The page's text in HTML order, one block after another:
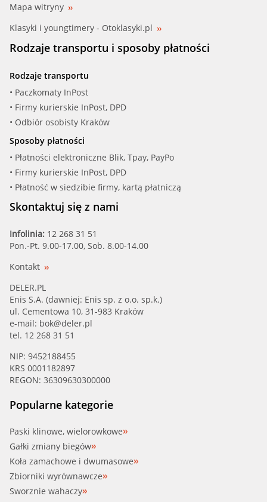
SALER (PA944)
SKF (VKPC 81623)
Mapa witryny
Klasyki i youngtimery - Otoklasyki.pl
Rodzaje transportu i sposoby płatności
Rodzaje transportu
• Paczkomaty InPost
• Firmy kurierskie InPost, DPD
• Odbiór osobisty Kraków
Sposoby płatności
• Płatności elektroniczne Blik, Tpay, PayPo
• Firmy kurierskie InPost, DPD
• Płatność w siedzibie firmy, kartą płatniczą
Skontaktuj się z nami
Infolinia: 12 268 31 51
Pon.-Pt. 9.00-17.00, Sob. 8.00-14.00
Kontakt
DELER.PL
Enis S.A. (dawniej: Enis sp. z o.o. sp.k.)
ul. Cementowa 10, 31-983 Kraków
e-mail: bok@deler.pl
tel. 12 268 31 51
NIP: 9452188455
KRS 0001182897
REGON: 36309630300000
Popularne kategorie
Paski klinowe, wielorowkowe
Gałki zmiany biegów
Koła zamachowe i dwumasowe
Zbiorniki wyrównawcze
Sworznie wahaczy